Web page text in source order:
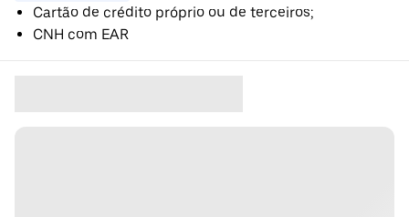
Cartão de crédito próprio ou de terceiros;
CNH com EAR